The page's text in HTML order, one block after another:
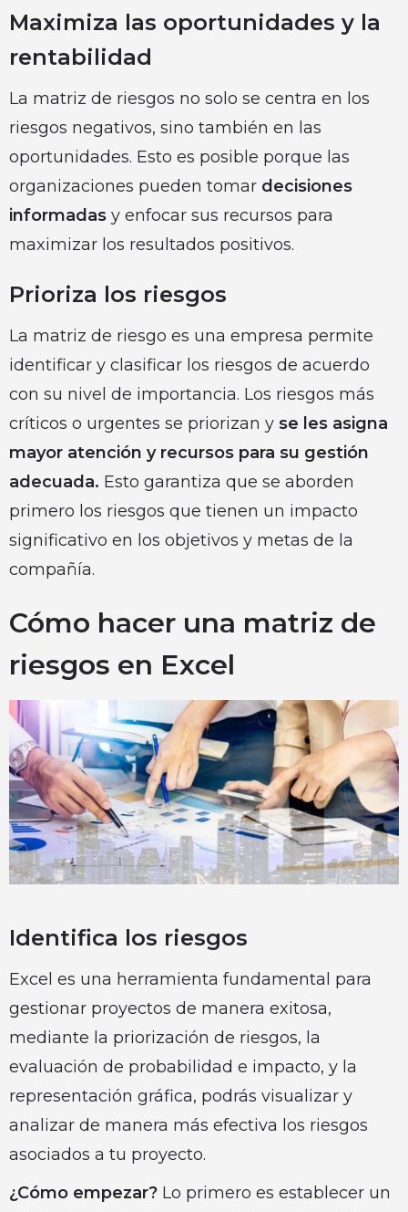
Maximiza las oportunidades y la
rentabilidad
La matriz de riesgos no solo se centra en los
riesgos negativos, sino también en las
oportunidades. Esto es posible porque las
organizaciones pueden tomar decisiones
informadas y enfocar sus recursos para
maximizar los resultados positivos.
Prioriza los riesgos
La matriz de riesgo es una empresa permite
identificar y clasificar los riesgos de acuerdo
con su nivel de importancia. Los riesgos más
críticos o urgentes se priorizan y se les asigna
mayor atención y recursos para su gestión
adecuada. Esto garantiza que se aborden
primero los riesgos que tienen un impacto
significativo en los objetivos y metas de la
compañía.
Cómo hacer una matriz de
riesgos en Excel
Identifica los riesgos
Excel es una herramienta fundamental para
gestionar proyectos de manera exitosa,
mediante la priorización de riesgos, la
evaluación de probabilidad e impacto, y la
representación gráfica, podrás visualizar y
analizar de manera más efectiva los riesgos
asociados a tu proyecto.
¿Cómo empezar? Lo primero es establecer un